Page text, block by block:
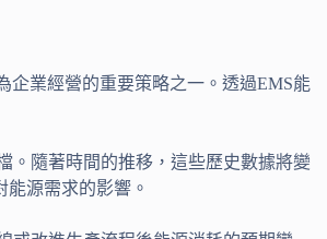
業經營的重要策略之一。透過EMS能
。隨著時間的推移，這些歷史數據將變
源需求的影響。